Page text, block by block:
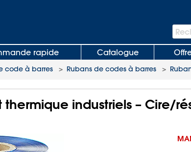
Barre
de
rapide Catalogue
code à barres > Rubans de codes à barres >
thermique industriels – Cire/